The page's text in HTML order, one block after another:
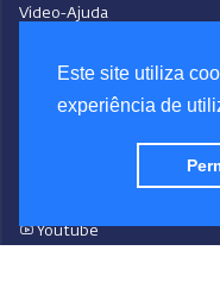
Este site utiliza
experiência de
Video-Ajuda
Livro de Reclamações
Siga a Sanipower
Youtube